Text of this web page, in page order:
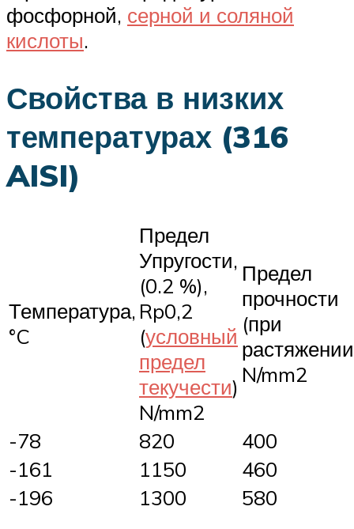
фосфорной, серной и соляной
кислоты.
Свойства в низких
температурах (316
AISI)
Температура,
°C
Предел
Упругости,
(0.2 %),
Rp0,2
(условный
предел
текучести)
N/mm2
Предел
прочности
(при
N/mm2
-78 820
400
-161
1150
460
-196
1300
580